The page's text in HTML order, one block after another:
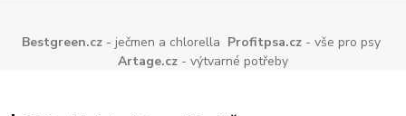
Bestgreen.cz - ječmen a chlorella Profitpsa.cz - vše pro psy
Artage.cz - výtvarné potřeby